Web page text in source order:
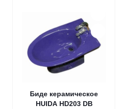
Биде керамическое
HUIDA HD203 DB